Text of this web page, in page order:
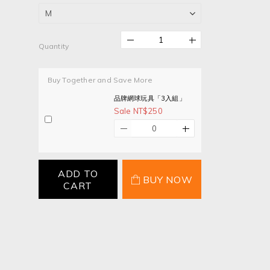
Quantity
Buy Together and Save More
品牌網球玩具「3入組」
Sale NT$250
ADD TO
CART
BUY NOW